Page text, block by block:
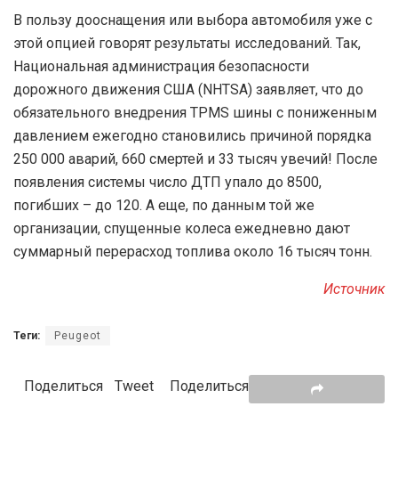
В пользу дооснащения или выбора автомобиля уже с
этой опцией говорят результаты исследований. Так,
Национальная администрация безопасности
дорожного движения США (NHTSA) заявляет, что до
обязательного внедрения TPMS шины с пониженным
давлением ежегодно становились причиной порядка
250 000 аварий, 660 смертей и 33 тысяч увечий! После
появления системы число ДТП упало до 8500,
погибших – до 120. А еще, по данным той же
организации, спущенные колеса ежедневно дают
суммарный перерасход топлива около 16 тысяч тонн.
Источник
Теги: Peugeot
Поделиться Tweet Поделиться